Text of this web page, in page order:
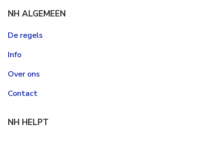
NH ALGEMEEN
De regels
Info
Over ons
Contact
NH HELPT